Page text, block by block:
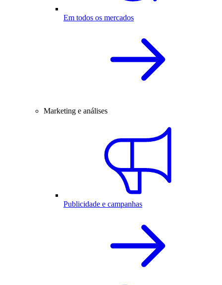
Em todos os mercados
Marketing e análises
Publicidade e campanhas